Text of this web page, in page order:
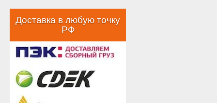
Доставка в любую точку
РФ